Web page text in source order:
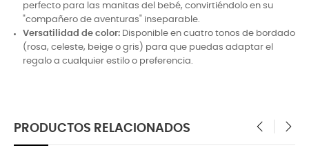
perfecto para las manitas del bebé, convirtiéndolo en su
"compañero de aventuras" inseparable.
Versatilidad de color: Disponible en cuatro tonos de bordado
(rosa, celeste, beige o gris) para que puedas adaptar el
regalo a cualquier estilo o preferencia.
PRODUCTOS RELACIONADOS